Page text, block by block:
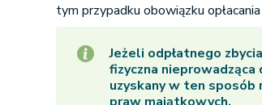
tym przypadku obowiązku
Jeżeli odpłatnego
fizyczna nieprowadząca
uzyskany w ten sposób